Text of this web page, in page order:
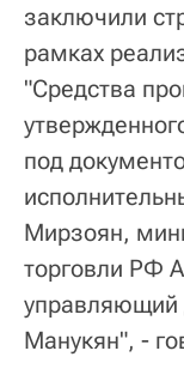
заключили
рамках
"Средства
под
Мирзоян,
торговли РФ
управляющий
Манукян", -